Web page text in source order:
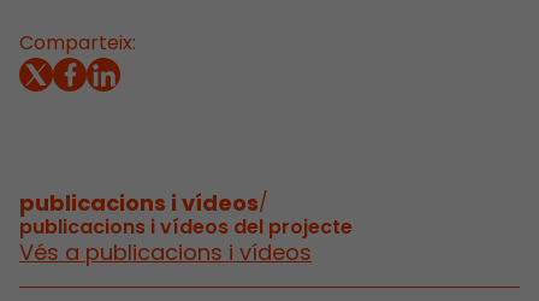
Comparteix:
publicacions i vídeos/
publicacions i vídeos del projecte
Vés a publicacions i vídeos